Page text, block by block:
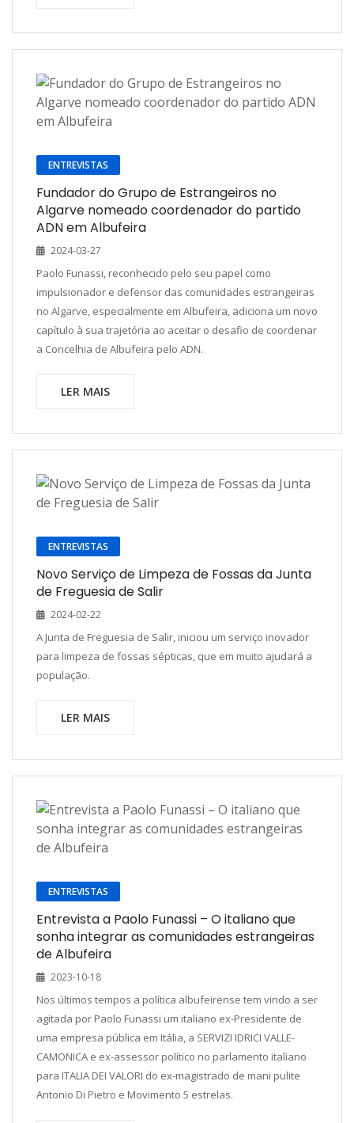
ENTREVISTAS
Fundador do Grupo de Estrangeiros no
Algarve nomeado coordenador do partido
ADN em Albufeira
2024-03-27
Paolo Funassi, reconhecido pelo seu papel como
impulsionador e defensor das comunidades estrangeiras
no Algarve, especialmente em Albufeira, adiciona um novo
capítulo à sua trajetória ao aceitar o desafio de coordenar
a Concelhia de Albufeira pelo ADN.
LER MAIS
ENTREVISTAS
Novo Serviço de Limpeza de Fossas da Junta
de Freguesia de Salir
2024-02-22
A Junta de Freguesia de Salir, iniciou um serviço inovador
para limpeza de fossas sépticas, que em muito ajudará a
população.
LER MAIS
ENTREVISTAS
Entrevista a Paolo Funassi – O italiano que
sonha integrar as comunidades estrangeiras
de Albufeira
2023-10-18
Nos últimos tempos a política albufeirense tem vindo a ser
agitada por Paolo Funassi um italiano ex-Presidente de
uma empresa pública em Itália, a SERVIZI IDRICI VALLE-
CAMONICA e ex-assessor político no parlamento italiano
para ITALIA DEI VALORI do ex-magistrado de mani pulite
Antonio Di Pietro e Movimento 5 estrelas.